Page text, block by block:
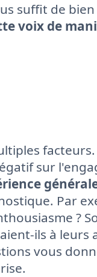
suffit de
voix de
sur
Par
?
ils à leurs
vous